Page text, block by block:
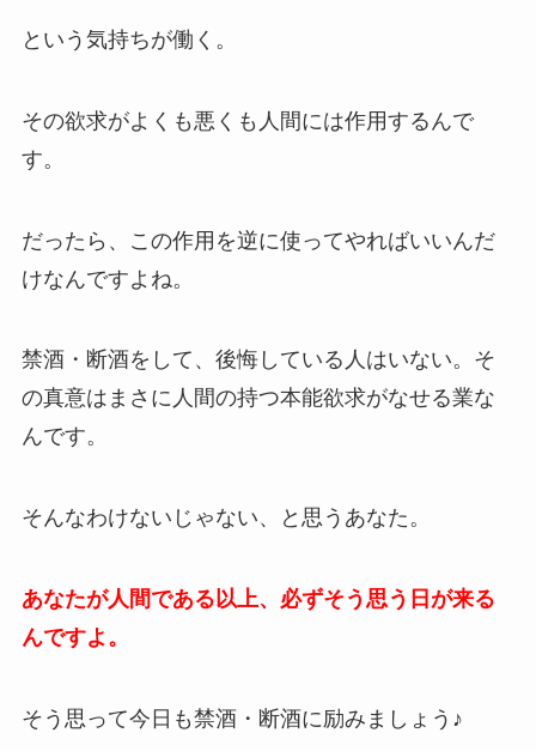
という気持ちが働く。
その欲求がよくも悪くも人間には作用するんで
す。
だったら、この作用を逆に使ってやればいいんだ
けなんですよね。
禁酒・断酒をして、後悔している人はいない。そ
の真意はまさに人間の持つ本能欲求がなせる業な
んです。
そんなわけないじゃない、と思うあなた。
あなたが人間である以上、必ずそう思う日が来る
んですよ。
そう思って今日も禁酒・断酒に励みましょう♪